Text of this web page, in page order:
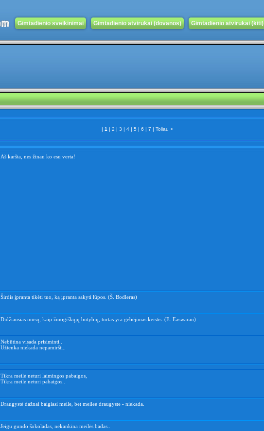
Gimtadienio sveikinimai Gimtadienio atvirukai (dovanos) Gimtadienio atvirukai (kiti)
| 1 | 2 | 3 | 4 | 5 | 6 | 7 | Toliau >
Aš karšta, nes žinau ko esu verta!
Širdis įpranta tikėti tuo, ką įpranta sakyti lūpos. (Š. Bodleras)
Didžiausias mūsų, kaip žmogiškųjų būtybių, turtas yra gebėjimas keistis. (E. Easwaran)
Nebūtina visada prisiminti..
Užtenka niekada nepamiršti..
Tikra meilė neturi laimingos pabaigos,
Tikra meilė neturi pabaigos..
Draugystė dažnai baigiasi meile, bet meileė draugyste - niekada.
Jeigu gundo šokoladas, nekankina meilės badas..